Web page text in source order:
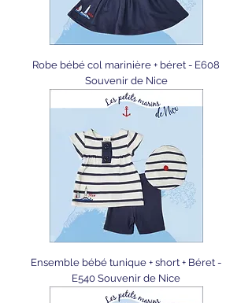
Robe bébé col marinière + béret - E608
Souvenir de Nice
Ensemble bébé tunique + short + Béret -
E540 Souvenir de Nice